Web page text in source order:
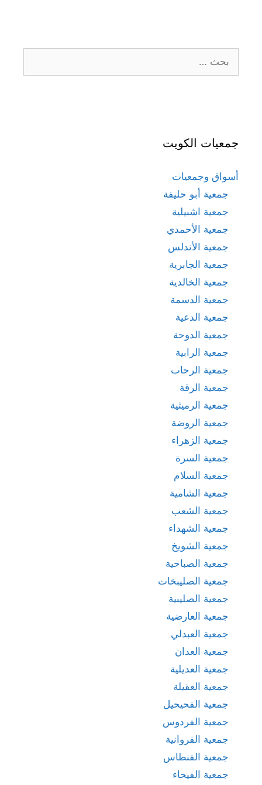
عن:
جمعيات الكويت
أسواق وجمعيات
جمعية أبو حليفة
جمعية اشبيلية
جمعية الأحمدي
جمعية الأندلس
جمعية الجابرية
جمعية الخالدية
جمعية الدسمة
جمعية الدعية
جمعية الدوحة
جمعية الرابية
جمعية الرحاب
جمعية الرقة
جمعية الرميثية
جمعية الروضة
جمعية الزهراء
جمعية السرة
جمعية السلام
جمعية الشامية
جمعية الشعب
جمعية الشهداء
جمعية الشويخ
جمعية الصباحية
جمعية الصليبخات
جمعية الصليبية
جمعية العارضية
جمعية العبدلي
جمعية العدان
جمعية العديلية
جمعية العقيلة
جمعية الفحيحيل
جمعية الفردوس
جمعية الفروانية
جمعية الفنطاس
جمعية الفيحاء